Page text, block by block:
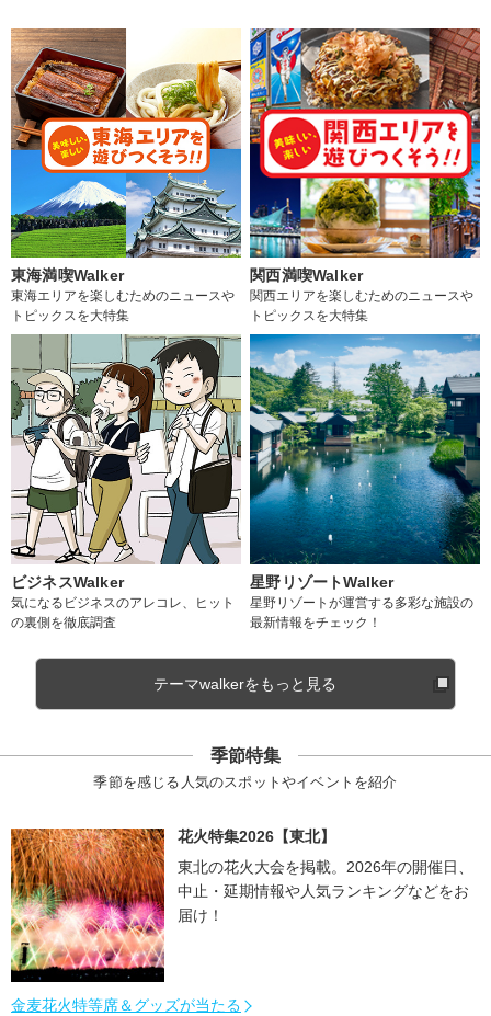
東海満喫Walker
東海エリアを楽しむためのニュースや
トピックスを大特集
関西満喫Walker
関西エリアを楽しむためのニュースや
トピックスを大特集
ビジネスWalker
気になるビジネスのアレコレ、ヒット
の裏側を徹底調査
星野リゾートWalker
星野リゾートが運営する多彩な施設の
最新情報をチェック！
テーマwalkerをもっと見る
季節特集
季節を感じる人気のスポットやイベントを紹介
花火特集2026【東北】
東北の花火大会を掲載。2026年の開催日、
中止・延期情報や人気ランキングなどをお
届け！
金麦花火特等席＆グッズが当たる